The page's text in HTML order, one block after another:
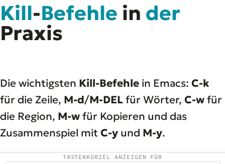
Start
02MB
03Projekte
06Tools
Welten
Kill-Befehle in der
Praxis
Die wichtigsten Kill-Befehle in Emacs: C-k
für die Zeile, M-d/M-DEL für Wörter, C-wfür
die Region, M-wfür Kopieren und das
Zusammenspiel mit C-y und M-y.
TASTENKÜRZEL ANZEIGEN FÜR